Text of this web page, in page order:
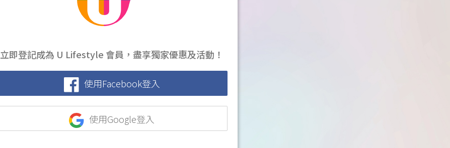
立即登記成為 U Lifestyle 會員，盡享獨家優惠及活動！
使用Facebook登入
使用Google登入